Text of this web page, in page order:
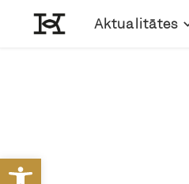
Open toolbar
Aktualitātes